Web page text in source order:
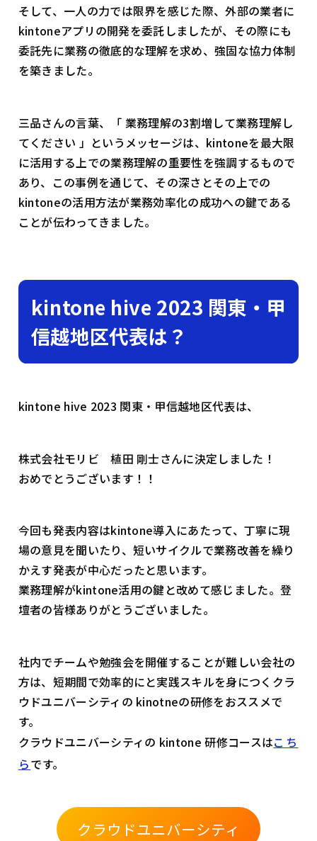
そして、一人の力では限界を感じた際、外部の業者に
kintoneアプリの開発を委託しましたが、その際にも
委託先に業務の徹底的な理解を求め、強固な協力体制
を築きました。
三品さんの言葉、「 業務理解の3割増して業務理解し
てください 」というメッセージは、kintoneを最大限
に活用する上での業務理解の重要性を強調するもので
あり、この事例を通じて、その深さとその上での
kintoneの活用方法が業務効率化の成功への鍵である
ことが伝わってきました。
kintone hive 2023 関東・甲
信越地区代表は？
kintone hive 2023 関東・甲信越地区代表は、
株式会社モリビ 植田 剛士さんに決定しました！
おめでとうございます！！
今回も発表内容はkintone導入にあたって、丁寧に現
場の意見を聞いたり、短いサイクルで業務改善を繰り
かえす発表が中心だったと思います。
業務理解がkintone活用の鍵と改めて感じました。登
壇者の皆様ありがとうございました。
社内でチームや勉強会を開催することが難しい会社の
方は、短期間で効率的にと実践スキルを身につくクラ
ウドユニバーシティの kinotneの研修をおススメで
す。
クラウドユニバーシティの kintone 研修コースはこち
らです。
クラウドユニバーシティ